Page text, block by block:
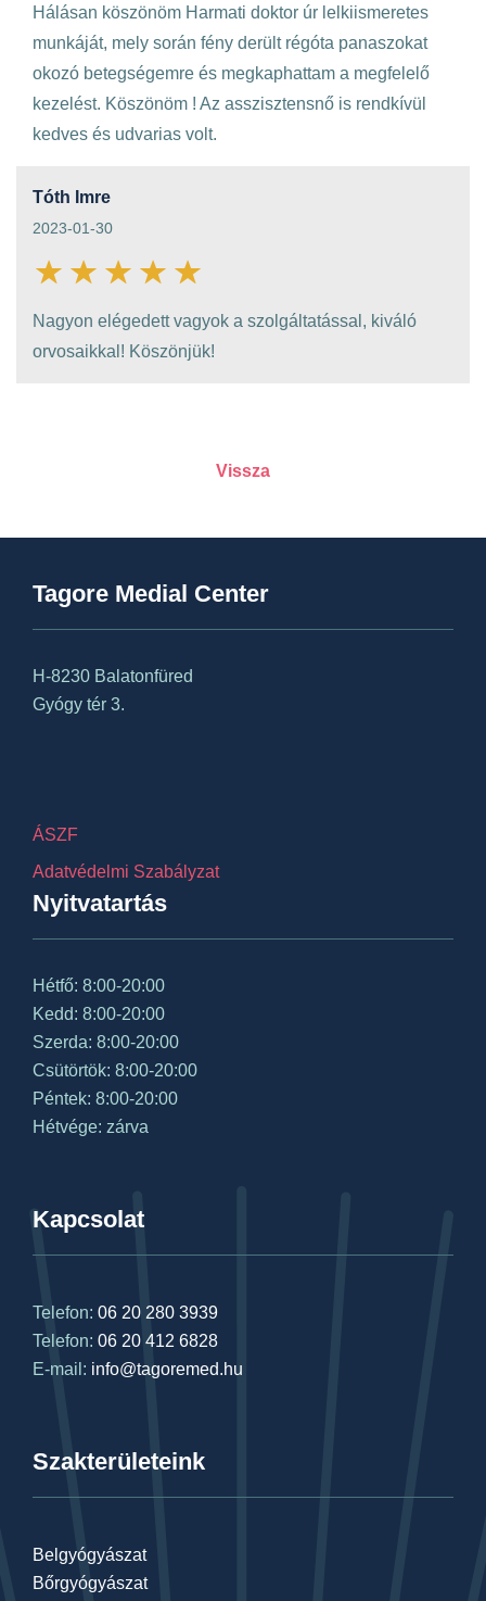
Hálásan köszönöm Harmati doktor úr lelkiismeretes
munkáját, mely során fény derült régóta panaszokat
okozó betegségemre és megkaphattam a megfelelő
kezelést. Köszönöm ! Az asszisztensnő is rendkívül
kedves és udvarias volt.
Tóth Imre
2023-01-30
Nagyon elégedett vagyok a szolgáltatással, kiváló
orvosaikkal! Köszönjük!
Vissza
Tagore Medial Center
H-8230 Balatonfüred
Gyógy tér 3.
ÁSZF
Adatvédelmi Szabályzat
Nyitvatartás
Hétfő: 8:00-20:00
Kedd: 8:00-20:00
Szerda: 8:00-20:00
Csütörtök: 8:00-20:00
Péntek: 8:00-20:00
Hétvége: zárva
Kapcsolat
Telefon: 06 20 280 3939
Telefon: 06 20 412 6828
E-mail: info@tagoremed.hu
Szakterületeink
Belgyógyászat
Bőrgyógyászat